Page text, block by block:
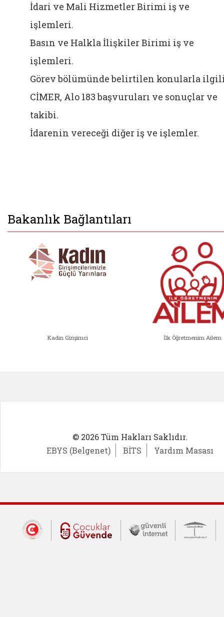
İdari ve Mali Hizmetler Birimi iş ve
işlemleri.
Basın ve Halkla İlişkiler Birimi iş ve
işlemleri.
Görev bölümünde belirtilen konularla
CİMER, Alo 183 başvuruları ve sonuçlar ve
takibi.
İdarenin vereceği diğer iş ve işlemler.
Bakanlık Bağlantıları
Kadın Girişimci İlk Öğretmenim Ailem
© 2026 Tüm Hakları Saklıdır.
EBYS (Belgenet)
BİTS Yardım Masası
Dış Bağlantılar
Cumhurbaşkanlığı İletişim Merkezi
Çocuklar Güvende (yeni
Güvenli